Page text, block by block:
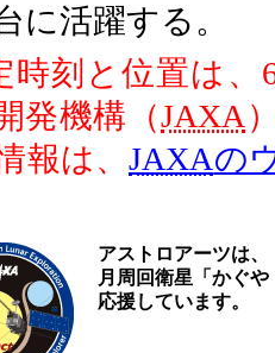
に活躍する。
刻と位置は、
発機構（JAXA
報は、JAXAの
アストロアーツは、
月周回衛星「かぐ
応援しています。